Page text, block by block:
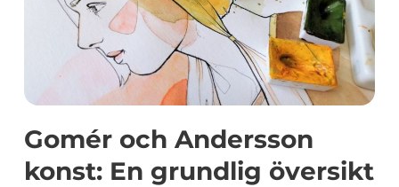
Gomér och Andersson
konst: En grundlig översikt